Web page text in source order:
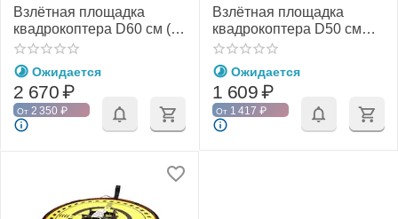
Взлётная площадка
квадрокоптера D60 см (с
фиксаторами) (SunnyLife)
Ожидается
2 670₽
От 2 350 ₽
Взлётная площадка
квадрокоптера D50 см
(SunnyLife)
Ожидается
1 609₽
От 1 417 ₽